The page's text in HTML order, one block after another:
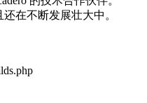
在不断发展壮大中。